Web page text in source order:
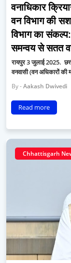
वनाधिकार
वन विभाग की
विभाग का
समन्वय से सतत
रायपुर 3 जुलाई 2025.
वनवासी (वन अधिकारों की
Aakash Dwivedi
Read more
Chhattisgarh